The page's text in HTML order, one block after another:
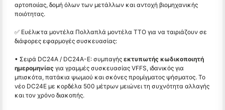
αρτοποιίας, δομή όλων των μετάλλων και αντοχή βιομηχανικής
ποιότητας.
✅ Ευέλικτα μοντέλα Πολλαπλά μοντέλα TTO για να ταιριάζουν σε
διάφορες εφαρμογές συσκευασίας:
• Σειρά DC24A / DC24A-E: συμπαγής εκτυπωτής κωδικοποιητή
ημερομηνίας για γραμμές συσκευασίας VFFS, ιδανικός για
μπισκότα, πατάκια ψωμιού και σκόνες προμίγματος ψήσματος. Το
νέο DC24E με κορδέλα 500 μέτρων μειώνει τη συχνότητα αλλαγής
και τον χρόνο διακοπής.